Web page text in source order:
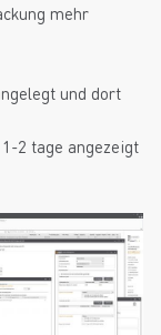
mehr
und dort
2 tage angezeigt